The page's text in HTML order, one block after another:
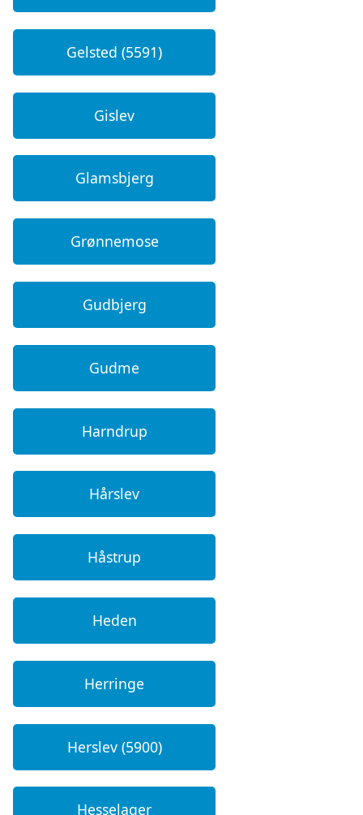
Gelsted (5591)
Gislev
Glamsbjerg
Grønnemose
Gudbjerg
Gudme
Harndrup
Hårslev
Håstrup
Heden
Herringe
Herslev (5900)
Hesselager